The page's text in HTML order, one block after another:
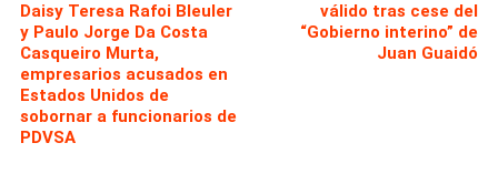
Daisy Teresa Rafoi Bleuler
y Paulo Jorge Da Costa
Casqueiro Murta,
empresarios acusados en
Estados Unidos de
sobornar a funcionarios de
PDVSA
válido tras cese del
“Gobierno interino” de
Juan Guaidó